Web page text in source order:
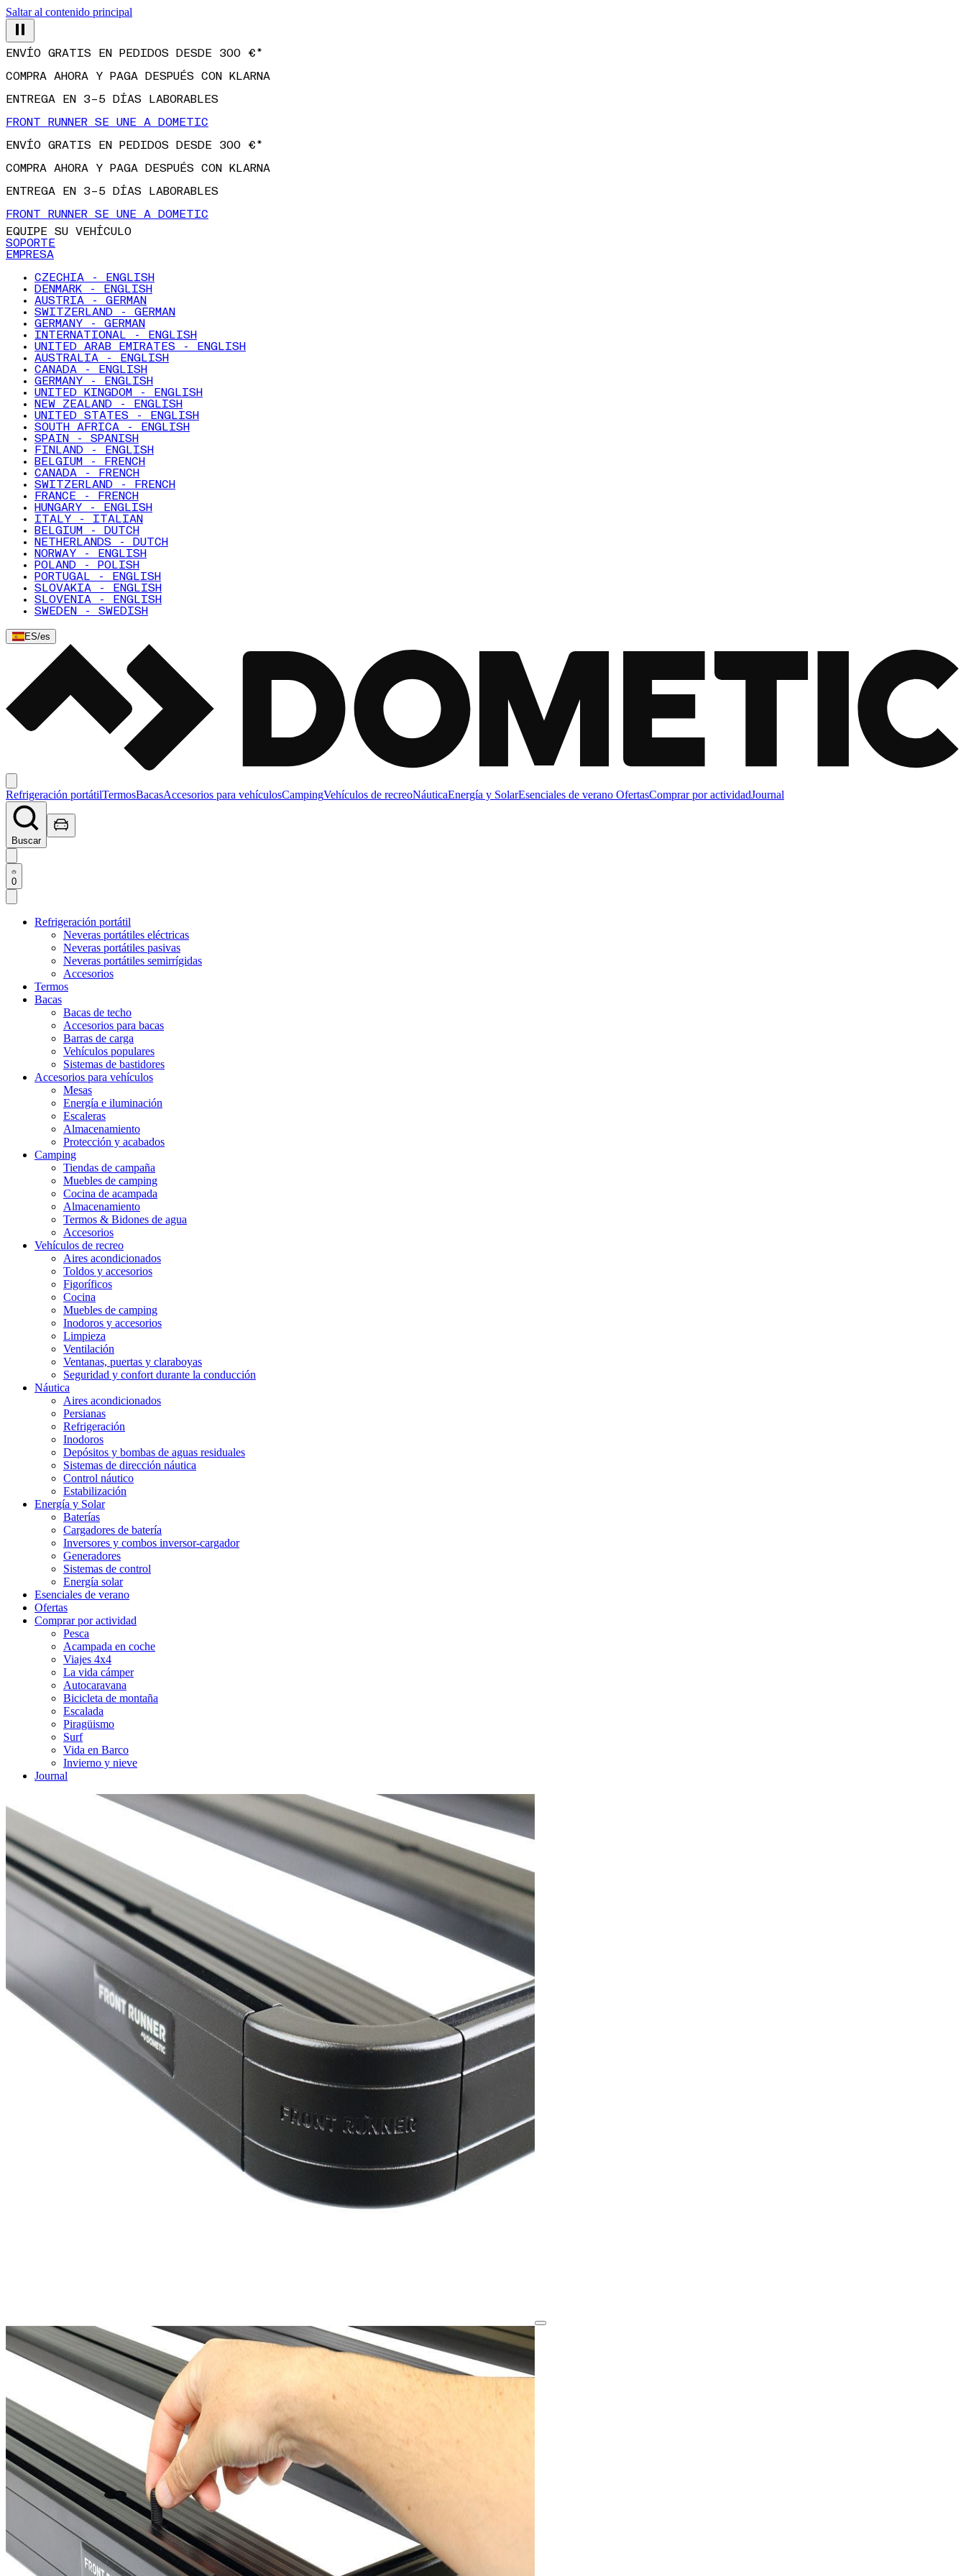
Saltar al contenido principal
ENVÍO GRATIS EN PEDIDOS DESDE 300 €*
COMPRA AHORA Y PAGA DESPUÉS CON KLARNA
ENTREGA EN 3–5 DÍAS LABORABLES
FRONT RUNNER SE UNE A DOMETIC
ENVÍO GRATIS EN PEDIDOS DESDE 300 €*
COMPRA AHORA Y PAGA DESPUÉS CON KLARNA
ENTREGA EN 3–5 DÍAS LABORABLES
FRONT RUNNER SE UNE A DOMETIC
EQUIPE SU VEHÍCULO
SOPORTE
EMPRESA
CZECHIA - ENGLISH
DENMARK - ENGLISH
AUSTRIA - GERMAN
SWITZERLAND - GERMAN
GERMANY - GERMAN
INTERNATIONAL - ENGLISH
UNITED ARAB EMIRATES - ENGLISH
AUSTRALIA - ENGLISH
CANADA - ENGLISH
GERMANY - ENGLISH
UNITED KINGDOM - ENGLISH
NEW ZEALAND - ENGLISH
UNITED STATES - ENGLISH
SOUTH AFRICA - ENGLISH
SPAIN - SPANISH
FINLAND - ENGLISH
BELGIUM - FRENCH
CANADA - FRENCH
SWITZERLAND - FRENCH
FRANCE - FRENCH
HUNGARY - ENGLISH
ITALY - ITALIAN
BELGIUM - DUTCH
NETHERLANDS - DUTCH
NORWAY - ENGLISH
POLAND - POLISH
PORTUGAL - ENGLISH
SLOVAKIA - ENGLISH
SLOVENIA - ENGLISH
SWEDEN - SWEDISH
ES/es
Refrigeración portátilTermosBacasAccesorios para vehículosCampingVehículos de recreoNáuticaEnergía y SolarEsenciales de verano OfertasComprar por actividadJournal
Buscar
0
Refrigeración portátil
Neveras portátiles eléctricas
Neveras portátiles pasivas
Neveras portátiles semirrígidas
Accesorios
Termos
Bacas
Bacas de techo
Accesorios para bacas
Barras de carga
Vehículos populares
Sistemas de bastidores
Accesorios para vehículos
Mesas
Energía e iluminación
Escaleras
Almacenamiento
Protección y acabados
Camping
Tiendas de campaña
Muebles de camping
Cocina de acampada
Almacenamiento
Termos & Bidones de agua
Accesorios
Vehículos de recreo
Aires acondicionados
Toldos y accesorios
Figoríficos
Cocina
Muebles de camping
Inodoros y accesorios
Limpieza
Ventilación
Ventanas, puertas y claraboyas
Seguridad y confort durante la conducción
Náutica
Aires acondicionados
Persianas
Refrigeración
Inodoros
Depósitos y bombas de aguas residuales
Sistemas de dirección náutica
Control náutico
Estabilización
Energía y Solar
Baterías
Cargadores de batería
Inversores y combos inversor-cargador
Generadores
Sistemas de control
Energía solar
Esenciales de verano
Ofertas
Comprar por actividad
Pesca
Acampada en coche
Viajes 4x4
La vida cámper
Autocaravana
Bicicleta de montaña
Escalada
Piragüismo
Surf
Vida en Barco
Invierno y nieve
Journal